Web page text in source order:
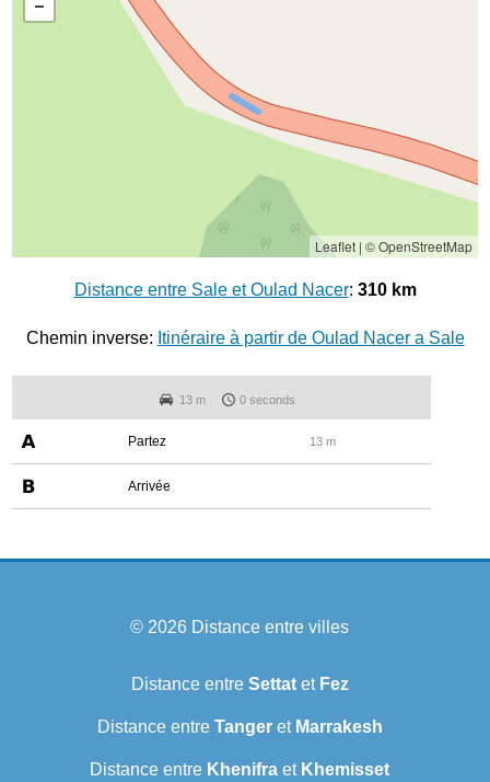
Leaflet| © OpenStreetMap
Distance entre Sale et Oulad Nacer: 310 km
Chemin inverse: Itinéraire à partir de Oulad Nacer a Sale
13 m 0 seconds
Partez 13 m
Arrivée
© 2026 Distance entre villes
Distance entre Settatet Fez
Distance entre Tangeret Marrakesh
Distance entre Khenifra et Khemisset